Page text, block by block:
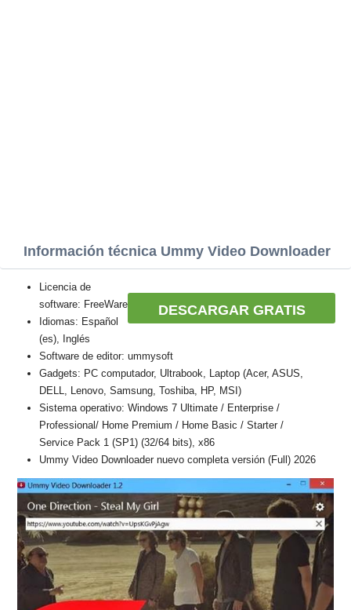
Información técnica Ummy Video Downloader
DESCARGAR GRATIS
Licencia de
software: FreeWare
Idiomas: Español
(es), Inglés
Software de editor: ummysoft
Gadgets: PC computador, Ultrabook, Laptop (Acer, ASUS,
DELL, Lenovo, Samsung, Toshiba, HP, MSI)
Sistema operativo: Windows 7 Ultimate / Enterprise /
Professional/ Home Premium / Home Basic / Starter /
Service Pack 1 (SP1) (32/64 bits), x86
Ummy Video Downloader nuevo completa versión (Full) 2026